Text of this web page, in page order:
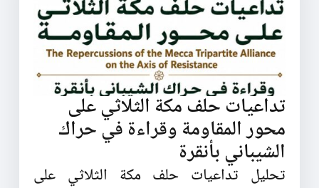
تداعيات حلف مكة الثلاثي على
محور المقاومة وقراءة في حراك
الشيباني بأنقرة
تحليل تداعيات حلف مكة الثلاثي على